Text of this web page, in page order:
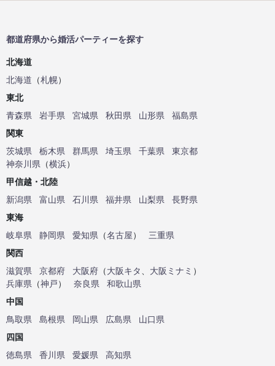
都道府県から婚活パーティーを探す
北海道
北海道 （札幌）
東北
青森県
岩手県 宮城県 秋田県 山形県
福島県
関東
茨城県
栃木県 群馬県 埼玉県 千葉県
東京都
神奈川県 （横浜）
甲信越・北陸
新潟県
富山県 石川県 福井県 山梨県
長野県
東海
岐阜県
静岡県 愛知県 （名古屋）
三重県
関西
滋賀県
京都府 大阪府 （大阪キタ 大阪ミナミ ）
兵庫県 （神戸） 奈良県
和歌山県
中国
鳥取県
島根県 岡山県 広島県
山口県
四国
徳島県
香川県 愛媛県
高知県